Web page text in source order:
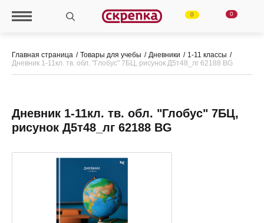
0 0
Главная страница Товары для учебы Дневники
1-11 классы
Дневник 1-11кл. тв. обл. "Глобус" 7БЦ, рисунок Д5т48_лг 62188 BG
Дневник 1-11кл. тв. обл. "Глобус" 7БЦ,
рисунок Д5т48_лг 62188 BG